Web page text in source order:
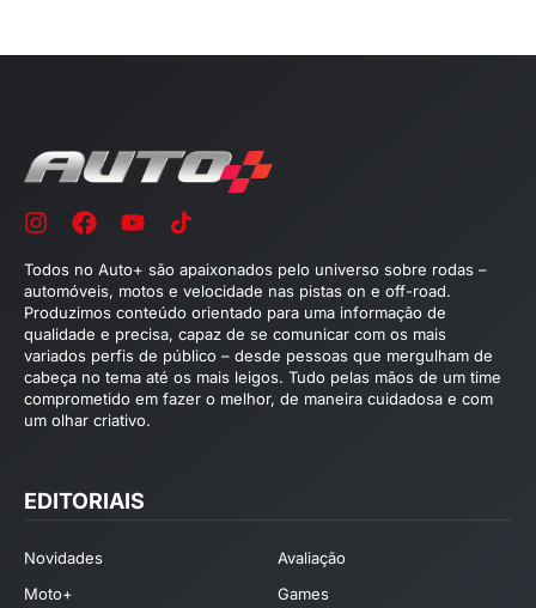
Todos no Auto+ são apaixonados pelo universo sobre rodas –
automóveis, motos e velocidade nas pistas on e off-road.
Produzimos conteúdo orientado para uma informação de
qualidade e precisa, capaz de se comunicar com os mais
variados perfis de público – desde pessoas que mergulham de
cabeça no tema até os mais leigos. Tudo pelas mãos de um time
comprometido em fazer o melhor, de maneira cuidadosa e com
um olhar criativo.
EDITORIAIS
Novidades
Avaliação
Moto+
Games